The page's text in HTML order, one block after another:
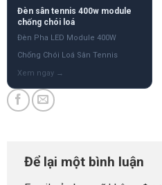
Đèn sân tennis 400w module
chống chói loá
Đèn Pha LED Module 400W
Chống Chói Loá Sân Tennis
Để lại một bình luận